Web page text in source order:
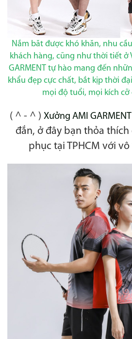
Nắm băt được khó khăn, nhu
khách hàng, cũng như thời tiết ở
GARMENT tự hào mang đến
khẩu đẹp cực chất, bắt kịp thời
mọi độ tuổi, mọi kích cỡ
( ^ - ^ ) Xưởng AMI GARMENT
đắn, ở đây bạn thỏa
phục tại TPHCM với